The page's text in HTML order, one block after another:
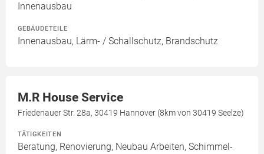
Innenausbau
GEBÄUDETEILE
Innenausbau, Lärm- / Schallschutz, Brandschutz
M.R House Service
Friedenauer Str. 28a, 30419 Hannover (8km von 30419 Seelze)
TÄTIGKEITEN
Beratung, Renovierung, Neubau Arbeiten, Schimmel-